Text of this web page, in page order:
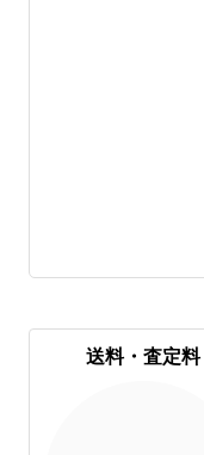
送料・査定料